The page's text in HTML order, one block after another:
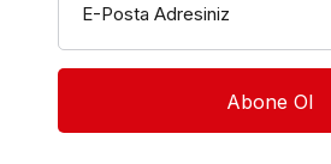
E-Posta Adresiniz